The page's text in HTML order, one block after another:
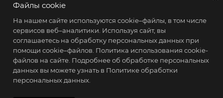
г. Тюмень, проезд
Геологоразведчиков, 15
2026 © Магазин Старт - товары для активного образа жизни
Файлы cookie
На нашем сайте используются cookie–файлы, в том числе
сервисов веб–аналитики. Используя сайт, вы
соглашаетесь на обработку персональных данных при
помощи cookie–файлов. Политика использования cookie-
файлов на сайте . Подробнее об обработке персональных
данных вы можете узнать в Политике обработки
персональных данных.